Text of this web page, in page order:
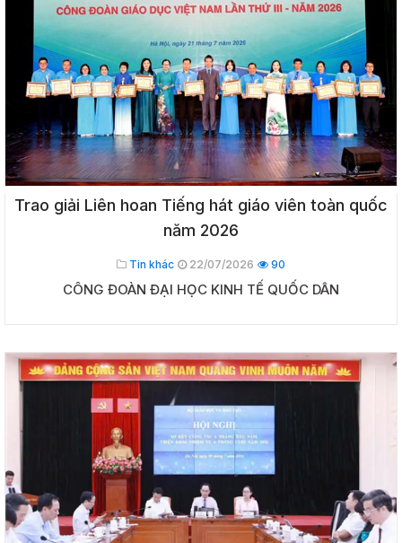
Trao giải Liên hoan Tiếng hát giáo viên toàn quốc
năm 2026
Tin khác 22/07/2026 90
CÔNG ĐOÀN ĐẠI HỌC KINH TẾ QUỐC DÂN